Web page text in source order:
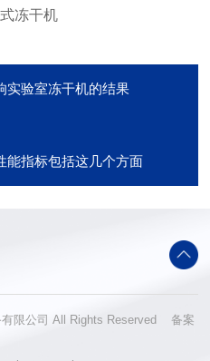
实验室冻干机的结果
能指标包括这几个方面
有限公司 All Rights Reserved 备案